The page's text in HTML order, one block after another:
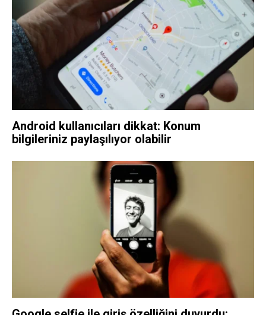
Android kullanıcıları dikkat: Konum
bilgileriniz paylaşılıyor olabilir